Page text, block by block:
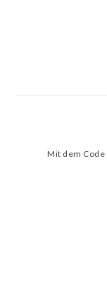
Mit dem Code